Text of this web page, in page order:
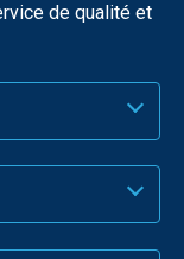
de qualité et